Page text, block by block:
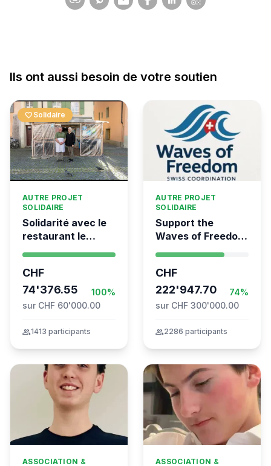
Ils ont aussi besoin de votre soutien
favorite Solidaire
AUTRE PROJET
SOLIDAIRE
Solidarité avec le
restaurant le
CHF
74'376.55
100%
sur CHF 60'000.00
group1413 participants
AUTRE PROJET
SOLIDAIRE
Support the
Waves of Freedom
the Global
Movement to Gaza
CHF
222'947.70
74%
sur CHF 300'000.00
group2286 participants
ASSOCIATION &
ASSOCIATION &